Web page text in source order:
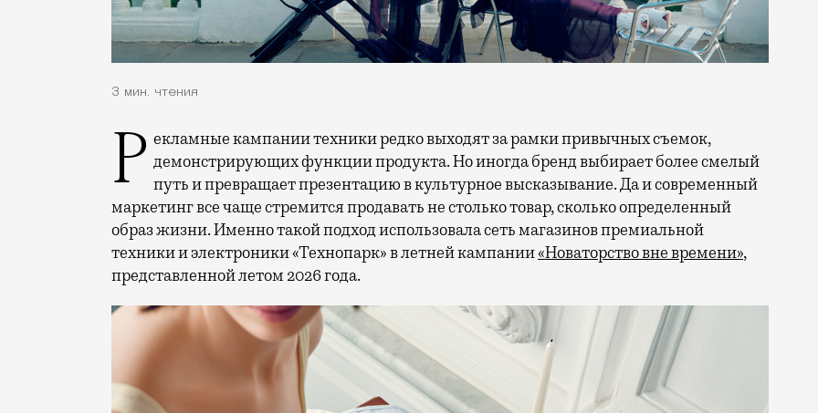
3 мин. чтения
Рекламные кампании техники редко выходят за рамки привычных съемок, демонстрирующих функции продукта. Но иногда бренд выбирает более смелый
путь и превращает презентацию в культурное высказывание. Да и современный
маркетинг все чаще стремится продавать не столько товар, сколько определенный
образ жизни. Именно такой подход использовала сеть магазинов премиальной
техники и электроники «Технопарк» в летней кампании«Новаторство вне времени»,
представленной летом 2026 года.